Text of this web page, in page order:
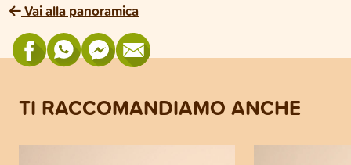
Vai alla panoramica
TI RACCOMANDIAMO ANCHE